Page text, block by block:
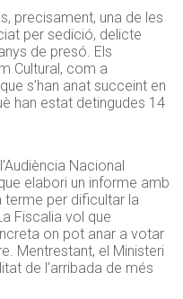
precisament, una de les
per sedició, delicte
de presó. Els
Cultural, com a
s’han anat succeint en
han estat detingudes 14
Nacional
elabori un informe amb
terme per dificultar la
Fiscalia vol que
on pot anar a votar
Mentrestant, el Ministeri
de l’arribada de més